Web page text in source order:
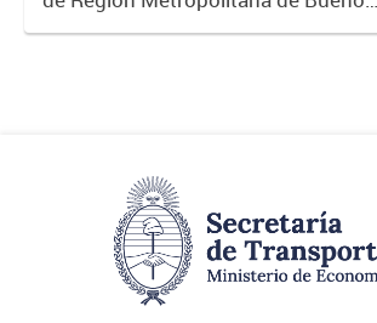
Aires (RMBA).-